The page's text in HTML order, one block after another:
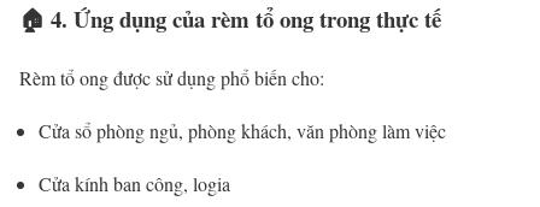
🏠 4. Ứng dụng của rèm tổ ong trong thực tế
Rèm tổ ong được sử dụng phổ biến cho:
Cửa sổ phòng ngủ, phòng khách, văn phòng làm việc
Cửa kính ban công, logia